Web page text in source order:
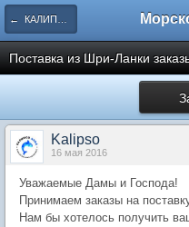
← КАЛИПСО - Морские гидробионты.
Поставка из Шри-Ланки
Kalipso
16 мая 2016
Уважаемые Дамы и Господа!
Принимаем заказы на
Нам бы хотелось получить